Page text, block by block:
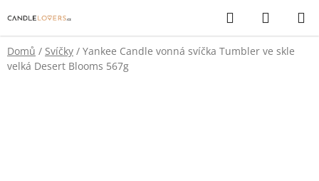
na
obsah
Hledat
KOŠÍK
Domů / Svíčky / Yankee Candle vonná svíčka Tumbler ve skle
velká Desert Blooms 567g